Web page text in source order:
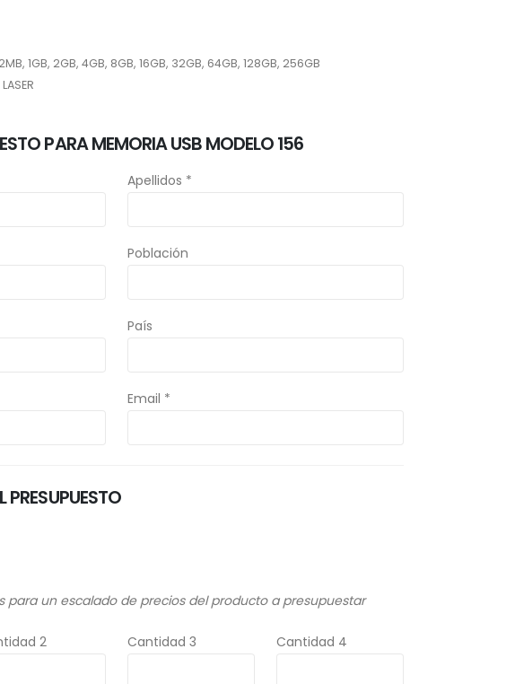
1GB, 2GB, 4GB, 8GB, 16GB, 32GB, 64GB, 128GB, 256GB
PARA MEMORIA USB MODELO 156
Apellidos *
Población
País
Email *
PRESUPUESTO
para un escalado de precios del producto a presupuestar
2 Cantidad 3 Cantidad 4